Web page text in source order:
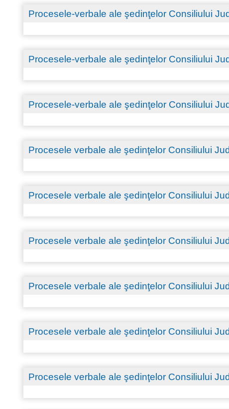
Procesele-verbale ale şedinţelor Consiliului
Procesele-verbale ale şedinţelor Consiliului
Procesele-verbale ale şedinţelor Consiliului
Procesele verbale ale şedinţelor Consiliului
Procesele verbale ale şedinţelor Consiliului
Procesele verbale ale şedinţelor Consiliului
Procesele verbale ale şedinţelor Consiliului
Procesele verbale ale şedinţelor Consiliului
Procesele verbale ale şedinţelor Consiliului